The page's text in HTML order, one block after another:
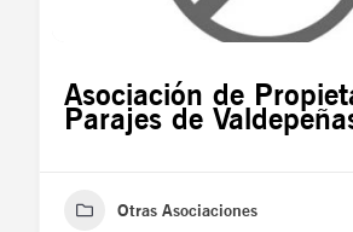
Asociación de
Parajes de
Otras Asociaciones